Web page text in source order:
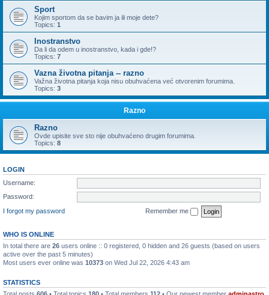
Sport
Kojim sportom da se bavim ja ili moje dete?
Topics: 1
Inostranstvo
Da li da odem u inostranstvo, kada i gde!?
Topics: 7
Vazna životna pitanja -- razno
Važna životna pitanja koja nisu obuhvaćena već otvorenim forumima.
Topics: 3
Razno
Razno
Ovde upisite sve sto nije obuhvaćeno drugim forumima.
Topics: 8
LOGIN
Username:
Password:
I forgot my password
Remember me
WHO IS ONLINE
In total there are 26 users online :: 0 registered, 0 hidden and 26 guests (based on users
active over the past 5 minutes)
Most users ever online was 10373 on Wed Jul 22, 2026 4:43 am
STATISTICS
Total posts 606 • Total topics 180 • Total members 112 • Our newest member adminastro